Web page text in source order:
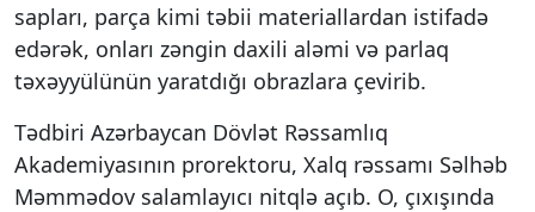
sapları, parça kimi təbii materiallardan istifadə
edərək, onları zəngin daxili aləmi və parlaq
təxəyyülünün yaratdığı obrazlara çevirib.
Tədbiri Azərbaycan Dövlət Rəssamlıq
Akademiyasının prorektoru, Xalq rəssamı Səlhəb
Məmmədov salamlayıcı nitqlə açıb. O, çıxışında